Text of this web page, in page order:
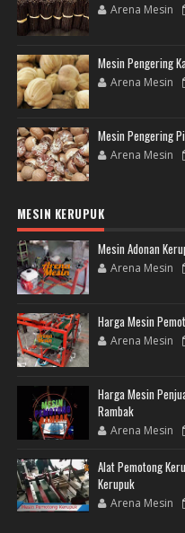
Arena Mesin
Mesin Pengering
Arena Mesin
Mesin Pengering
Arena Mesin
MESIN KERUPUK
Mesin Adonan
Arena Mesin
Harga Mesin
Arena Mesin
Harga Mesin
Rambak
Arena Mesin
Alat Pemotong
Kerupuk
Arena Mesin